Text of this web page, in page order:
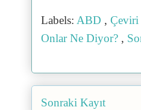
Labels: ABD , Çeviri
Onlar Ne Diyor? ,
Sonraki Kayıt